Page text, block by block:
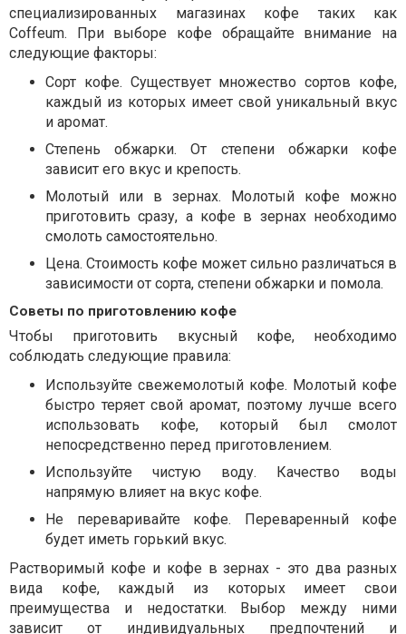
специализированных магазинах кофе таких как
Сoffeum. При выборе кофе обращайте внимание на
следующие факторы:
Сорт кофе. Существует множество сортов кофе,
каждый из которых имеет свой уникальный вкус
и аромат.
Степень обжарки. От степени обжарки кофе
зависит его вкус и крепость.
Молотый или в зернах. Молотый кофе можно
приготовить сразу, а кофе в зернах необходимо
смолоть самостоятельно.
Цена. Стоимость кофе может сильно различаться в
зависимости от сорта, степени обжарки и помола.
Советы по приготовлению кофе
Чтобы приготовить вкусный кофе, необходимо
соблюдать следующие правила:
Используйте свежемолотый кофе. Молотый кофе
быстро теряет свой аромат, поэтому лучше всего
использовать кофе, который был смолот
непосредственно перед приготовлением.
Используйте чистую воду. Качество воды
напрямую влияет на вкус кофе.
Не переваривайте кофе. Переваренный кофе
будет иметь горький вкус.
Растворимый кофе и кофе в зернах - это два разных
вида кофе, каждый из которых имеет свои
преимущества и недостатки. Выбор между ними
зависит от индивидуальных предпочтений и